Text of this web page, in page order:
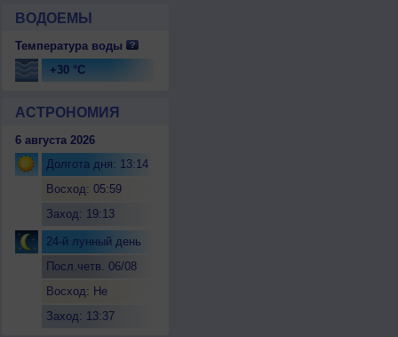
ВОДОЕМЫ
Температура воды
+30 °C
АСТРОНОМИЯ
6 августа 2026
Долгота дня: 13:14
Восход: 05:59
Заход: 19:13
24-й лунный день
Посл.четв. 06/08
Восход: Не
Заход: 13:37